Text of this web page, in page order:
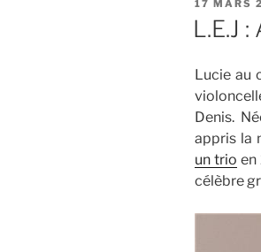
17 MARS
L.E.J
Lucie au
Denis.
appris la
un trio en
célèbre